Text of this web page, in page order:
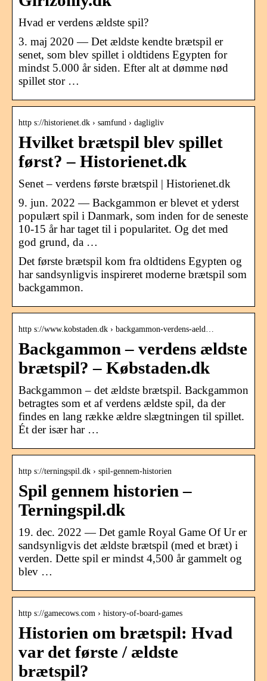
Hvad er verdens ældste spil?
3. maj 2020 — Det ældste kendte brætspil er
senet, som blev spillet i oldtidens Egypten for
mindst 5.000 år siden. Efter alt at dømme nød
spillet stor …
http s://historienet.dk › samfund › dagligliv
Hvilket brætspil blev spillet
først? – Historienet.dk
Senet – verdens første brætspil | Historienet.dk
9. jun. 2022 — Backgammon er blevet et yderst
populært spil i Danmark, som inden for de seneste
10-15 år har taget til i popularitet. Og det med
god grund, da …
Det første brætspil kom fra oldtidens Egypten og
har sandsynligvis inspireret moderne brætspil som
backgammon.
http s://www.kobstaden.dk › backgammon-verdens-aeld…
Backgammon – verdens ældste
brætspil? – Købstaden.dk
Backgammon – det ældste brætspil. Backgammon
betragtes som et af verdens ældste spil, da der
findes en lang række ældre slægtningen til spillet.
Ét der især har …
http s://terningspil.dk › spil-gennem-historien
Spil gennem historien –
Terningspil.dk
19. dec. 2022 — Det gamle Royal Game Of Ur er
sandsynligvis det ældste brætspil (med et bræt) i
verden. Dette spil er mindst 4,500 år gammelt og
blev …
http s://gamecows.com › history-of-board-games
Historien om brætspil: Hvad
var det første / ældste
brætspil?